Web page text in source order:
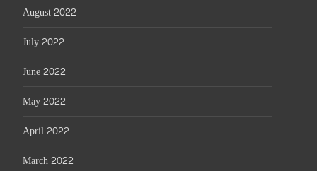
August 2022
July 2022
June 2022
May 2022
April 2022
March 2022